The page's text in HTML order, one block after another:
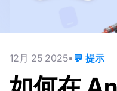
12月 25 2025 💬 提示